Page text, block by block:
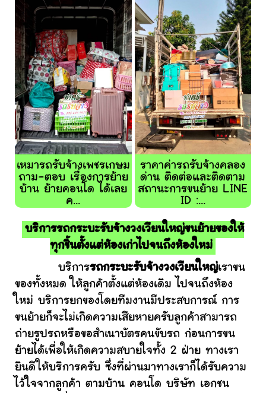
เหมารถรับจ้างเพชรเกษม
ถาม-ตอบ เรื่องการย้าย
บ้าน ย้ายคอนโด ได้เลย
ค...
ราคาค่ารถรับจ้างคลอง
ด่าน ติดต่อและติดตาม
สถานะการขนย้าย LINE
ID :...
บริการรถกระบะรับจ้างวงเวียนใหญ่ขนย้ายของให้
ทุกชิ้นตั้งแต่ห้องเก่าไปจนถึงห้องใหม่
บริการรถกระบะรับจ้างวงเวียนใหญ่เราขน
ของทั้งหมด ให้ลูกค้าตั้งแต่ห้องเดิม ไปจนถึงห้อง
ใหม่ บริการยกของโดยทีมงานมีประสบการณ์ การ
ขนย้ายก็จะไม่เกิดความเสียหายครับลูกค้าสามารถ
ถ่ายรูปรถหรือขอสำเนาบัตรคนขับรถ ก่อนการขน
ย้ายได้เพื่อให้เกิดความสบายใจทั้ง 2 ฝ่าย ทางเรา
ยินดีให้บริการครับ ซึ่งที่ผ่านมาทางเราก็ได้รับความ
ไว้ใจจากลูกค้า ตามบ้าน คอนโด บริษัท เอกชน